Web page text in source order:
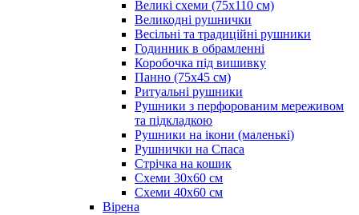
Великі схеми (75х110 см)
Великодні рушнички
Весільні та традиційні рушники
Годинник в обрамленні
Коробочка під вишивку
Панно (75х45 см)
Ритуальні рушники
Рушники з перфорованим мереживом
та підкладкою
Рушники на ікони (маленькі)
Рушнички на Спаса
Стрічка на кошик
Схеми 30х60 см
Схеми 40х60 см
Вірена